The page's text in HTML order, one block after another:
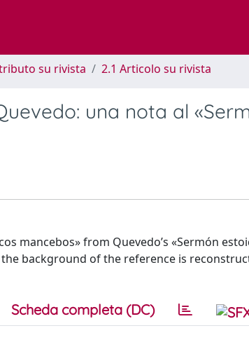
su rivista 2.1 Articolo su rivista
una nota al
mancebos» from Quevedo’s «Sermón
background of the reference is
Scheda completa (DC)